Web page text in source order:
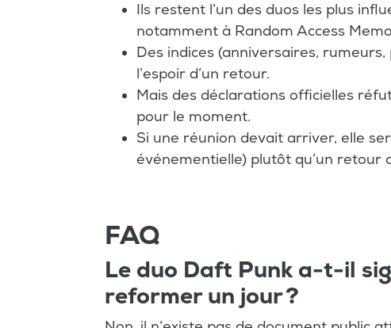
Ils restent l’un des duos les plus
notamment à Random Access
Des indices (anniversaires,
l’espoir d’un retour.
Mais des déclarations officielles
pour le moment.
Si une réunion devait arriver, elle
événementielle) plutôt qu’un retour
FAQ
Le duo Daft Punk a-t-il
reformer un jour ?